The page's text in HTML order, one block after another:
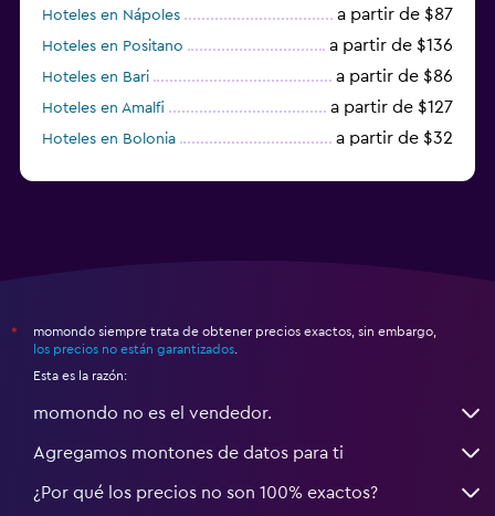
Hoteles en Nápoles a partir de $87
Hoteles en Positano a partir de $136
Hoteles en Bari a partir de $86
Hoteles en Amalfi a partir de $127
Hoteles en Bolonia a partir de $32
*
momondo siempre trata de obtener precios exactos, sin embargo,
los precios no están garantizados
Esta es la razón:
momondo no es el vendedor.
Agregamos montones de datos para ti
¿Por qué los precios no son 100% exactos?